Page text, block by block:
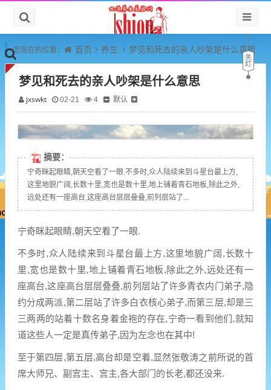
您现在的位置： 首页 养生 梦见和死去的亲人吵架是什么意思
梦见和死去的亲人吵架是什么意思
jxswkt 02-21 4 默认
摘要：
宁奇眯起眼睛,朝天空看了一眼.不多时,众人陆续来到斗星台最上方,
这里地貌广阔,长数十里,宽也是数十里,地上铺着青石地板,除此之外,
远处还有一座高台,这座高台层层叠叠,前列层站了...
宁奇眯起眼睛,朝天空看了一眼.
不多时,众人陆续来到斗星台最上方,这里地貌广阔,长数十
里,宽也是数十里,地上铺着青石地板,除此之外,远处还有一
座高台,这座高台层层叠叠,前列层站了许多青衣内门弟子,隐
约分成两派,第二层站了许多白衣核心弟子,而第三层,却是三
三两两的站着十数名身着金袍的存在,宁奇一看到他们,就知
道这些人一定是真传弟子,因为左念也在其中!
至于第四层,第五层,高台却是空着,显然张敬涛之前所说的首
席大师兄、副宫主、宫主,各大部门的长老,都还没来.